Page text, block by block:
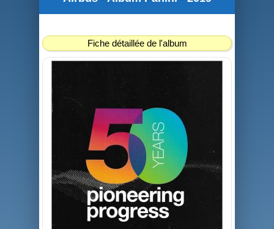
Fiche détaillée de l'album